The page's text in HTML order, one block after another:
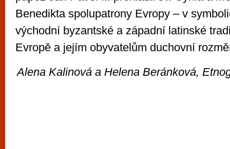
Benedikta spolupatrony Evropy – v
východní byzantské a západní latinské
Evropě a jejím obyvatelům duchovní
Alena Kalinová a Helena Beránková,